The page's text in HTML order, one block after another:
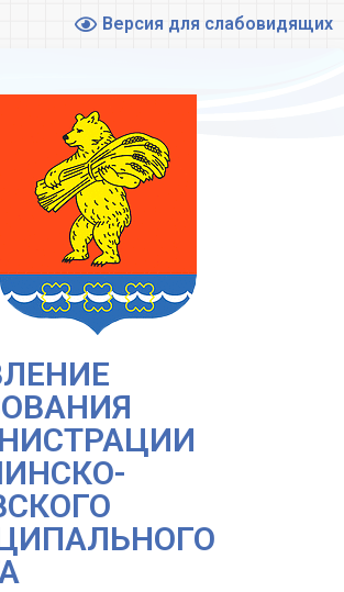
Версия для слабовидящих